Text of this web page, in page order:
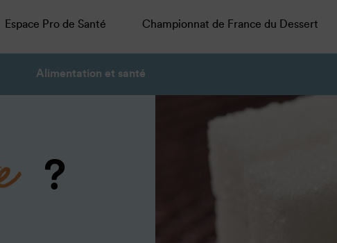
Espace Pro de Santé Championnat de France du Dessert
Alimentation et santé
?